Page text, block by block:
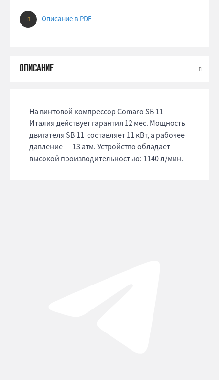
Описание в PDF
На винтовой компрессор Comaro SB 11
Италия действует гарантия 12 мес. Мощность
двигателя SB 11 составляет 11 кВт, а рабочее
давление – 13 атм. Устройство обладает
высокой производительностью: 1140 л/мин.